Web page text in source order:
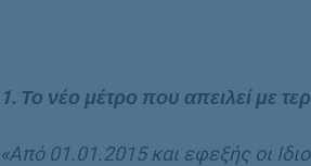
1. Το νέο μέτρο που απειλεί με
«Από 01.01.2015 και εφεξής οι